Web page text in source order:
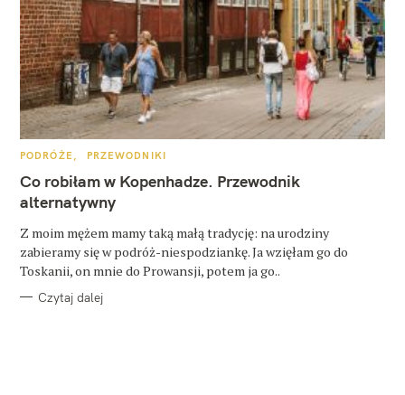
K
T
E
G
O
I
E
PODRÓŻE PRZEWODNIKI
Co robiłam w Kopenhadze. Przewodnik
alternatywny
Z moim mężem mamy taką małą tradycję: na urodziny
zabieramy się w podróż-niespodziankę. Ja wzięłam go do
Toskanii, on mnie do Prowansji, potem ja go..
Czytaj dalej